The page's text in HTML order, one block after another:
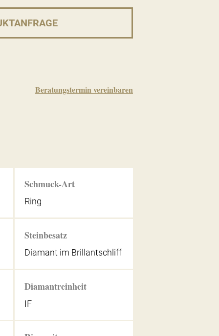
Beratungstermin vereinbaren
Schmuck-Art
Ring
Steinbesatz
Diamant im Brillantschliff
Diamantreinheit
IF